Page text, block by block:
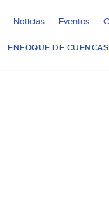
Noticias Eventos
ENFOQUE DE CUENCAS